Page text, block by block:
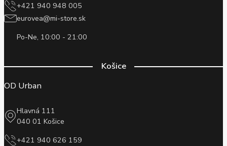
+421 940 948 005
eurovea@mi-store.sk
Po-Ne, 10:00 - 21:00
Košice
OD Urban
Hlavná 111
040 01 Košice
+421 940 626 159